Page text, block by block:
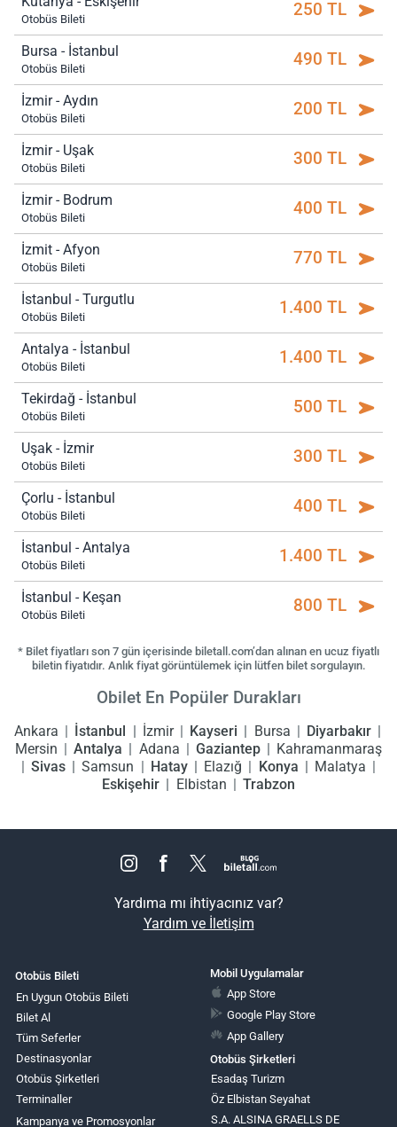
Otobüs Bileti 250 TL
Bursa - İstanbul
Otobüs Bileti 490 TL
İzmir - Aydın
Otobüs Bileti 200 TL
İzmir - Uşak
Otobüs Bileti 300 TL
İzmir - Bodrum
Otobüs Bileti 400 TL
İzmit - Afyon
Otobüs Bileti 770 TL
İstanbul - Turgutlu
Otobüs Bileti 1.400 TL
Antalya - İstanbul
Otobüs Bileti 1.400 TL
Tekirdağ - İstanbul
Otobüs Bileti 500 TL
Uşak - İzmir
Otobüs Bileti 300 TL
Çorlu - İstanbul
Otobüs Bileti 400 TL
İstanbul - Antalya
Otobüs Bileti 1.400 TL
İstanbul - Keşan
Otobüs Bileti 800 TL
* Bilet fiyatları son 7 gün içerisinde biletall.com’dan alınan en ucuz fiyatlı
biletin fiyatıdır. Anlık fiyat görüntülemek için lütfen bilet sorgulayın.
Obilet En Popüler Durakları
Ankara İstanbul İzmir Kayseri Bursa
Diyarbakır
Mersin
Antalya Adana Gaziantep
Kahramanmaraş
Sivas
Samsun Hatay Elazığ Konya
Malatya
Eskişehir
Elbistan Trabzon
Yardıma mı ihtiyacınız var?
Yardım ve İletişim
Otobüs Bileti
En Uygun Otobüs Bileti
Bilet Al
Tüm Seferler
Destinasyonlar
Otobüs Şirketleri
Terminaller
Kampanya ve Promosyonlar
Mobil Uygulamalar
App Store
Google Play Store
App Gallery
Otobüs Şirketleri
Esadaş Turizm
Öz Elbistan Seyahat
S.A. ALSINA GRAELLS DE